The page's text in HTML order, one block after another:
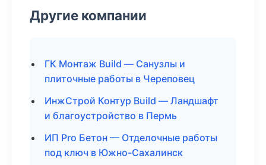
Другие компании
ГК Монтаж Build — Санузлы и
плиточные работы в Череповец
ИнжСтрой Контур Build — Ландшафт
и благоустройство в Пермь
ИП Pro Бетон — Отделочные работы
под ключ в Южно-Сахалинск